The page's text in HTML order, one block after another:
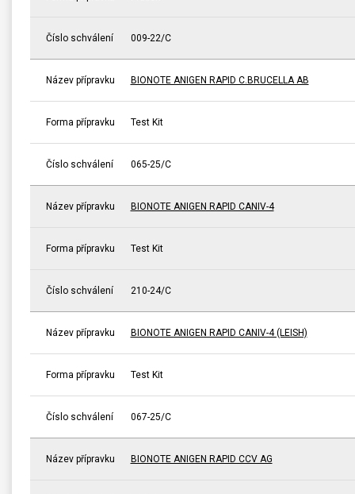
Číslo schválení 009-22/C
Název přípravku BIONOTE ANIGEN RAPID C.BRUCELLA AB
Forma přípravku Test Kit
Číslo schválení 065-25/C
Název přípravku BIONOTE ANIGEN RAPID CANIV-4
Forma přípravku Test Kit
Číslo schválení 210-24/C
Název přípravku BIONOTE ANIGEN RAPID CANIV-4 (LEISH)
Forma přípravku Test Kit
Číslo schválení 067-25/C
Název přípravku BIONOTE ANIGEN RAPID CCV AG